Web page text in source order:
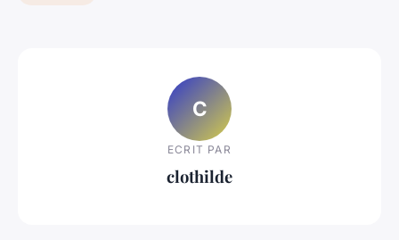
C
ECRIT PAR
clothilde